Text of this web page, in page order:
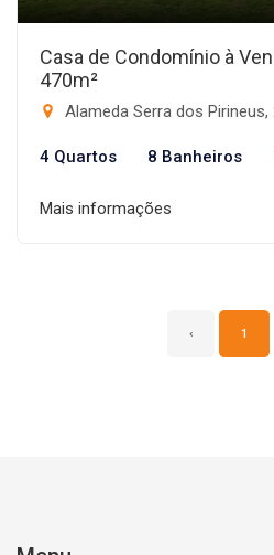
Casa de Condomínio à
470m²
Alameda Serra dos Pirineus, 200 -
4 Quartos 8 Banheiros
Mais informações
‹ 1